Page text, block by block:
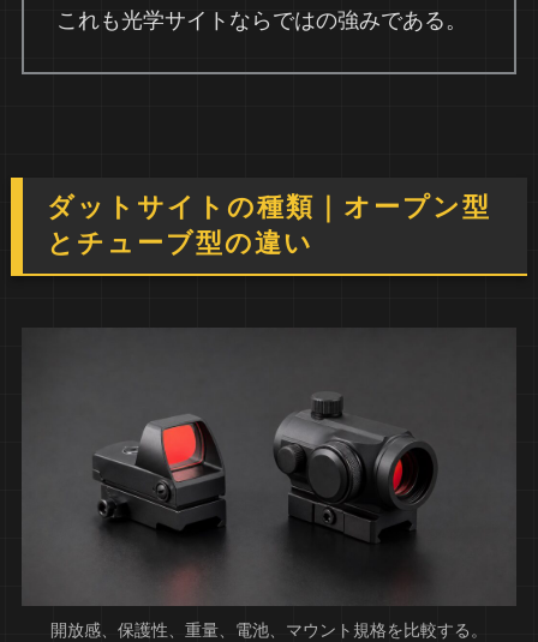
これも光学サイトならではの強みである。
ダットサイトの種類｜オープン型
とチューブ型の違い
開放感、保護性、重量、電池、マウント規格を比較する。